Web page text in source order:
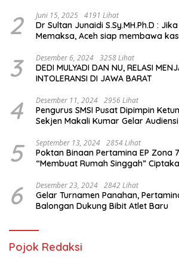
2 Juni 15, 2025 4191 Lihat
Dr Sultan Junaidi S.Sy.MH.Ph.D :
Memaksa, Aceh siap membawa
3 Desember 6, 2024 3258 Lihat
DEDI MULYADI DAN NU, RELASI
INTOLERANSI DI JAWA BARAT
4 Desember 11, 2024 2956 Lihat
Pengurus SMSI Pusat Dipimpin
Sekjen Makali Kumar Gelar
5 September 13, 2024 2854 Lihat
Poktan Binaan Pertamina EP Zona
“Membuat Rumah Singgah”
6 Desember 23, 2024 2842 Lihat
Gelar Turnamen Panahan,
Balongan Dukung Bibit Atlet Baru
Pojok Redaksi